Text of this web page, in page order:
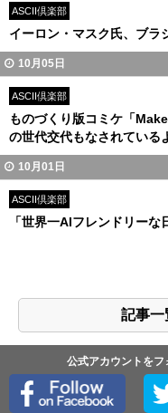
ASCII倶楽部
イーロン・マスク氏、ブラ
10月05日
ASCII倶楽部
ものづくり版コミケ「
の世代交代もなされている
10月01日
ASCII倶楽部
「世界一AIフレンドリー
記事一
公式アカウントをフ